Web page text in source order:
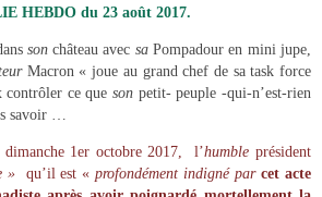
HEBDO du 23 août 2017.
sonchâteau avec saPompadour en mini jupe,
Macron « joue au grand chef de sa task force
contrôler ce queson petit- peuple -qui-n’est-rien
savoir …
dimanche 1er octobre 2017, l’humble président
»qu’il est «profondément indigné parcet acte